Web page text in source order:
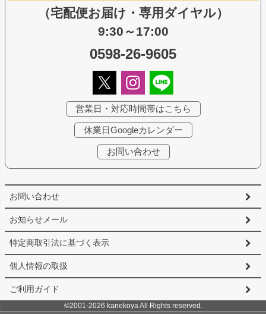
お問い合わせ
お知らせメール
特定商取引法に基づく表示
個人情報の取扱
ご利用ガイド
（宅配便お届け・専用ダイヤル）
9:30～17:00
0598-26-9605
営業日・対応時間帯はこちら
休業日Googleカレンダー
お問い合わせ
©2001-2026 kanekoya All Rights reserved.